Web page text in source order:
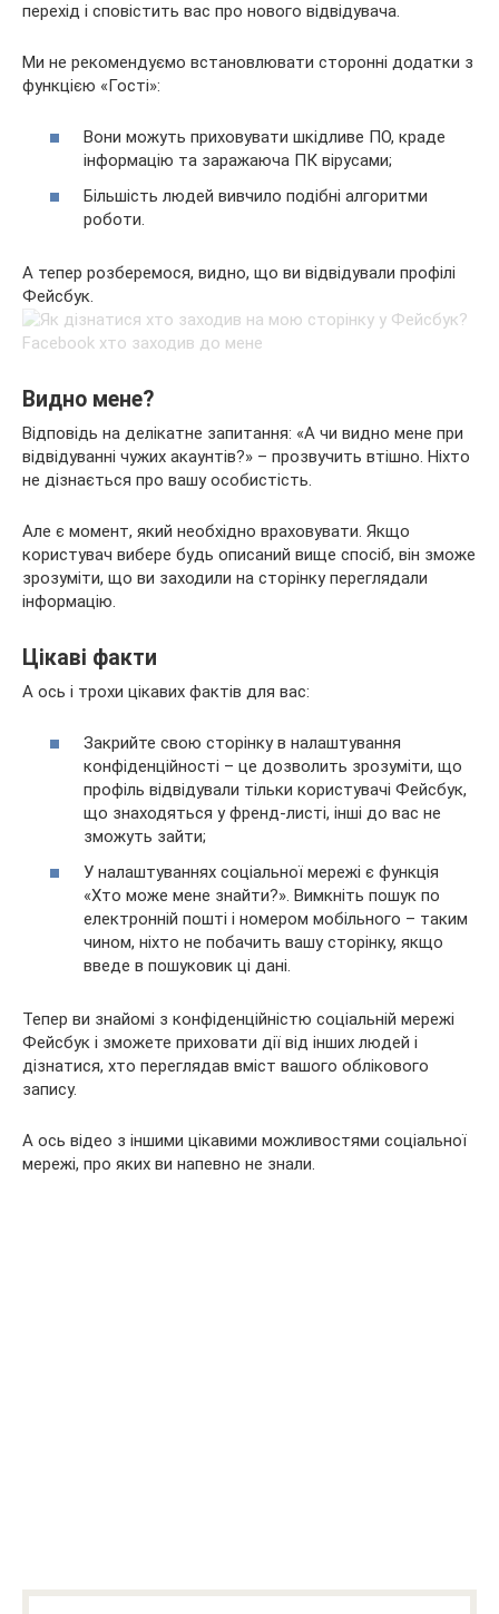
перехід і сповістить вас про нового відвідувача.
Ми не рекомендуємо встановлювати сторонні додатки з
функцією «Гості»:
Вони можуть приховувати шкідливе ПО, краде
інформацію та заражаюча ПК вірусами;
Більшість людей вивчило подібні алгоритми
роботи.
А тепер розберемося, видно, що ви відвідували профілі
Фейсбук.
Видно мене?
Відповідь на делікатне запитання: «А чи видно мене при
відвідуванні чужих акаунтів?» – прозвучить втішно. Ніхто
не дізнається про вашу особистість.
Але є момент, який необхідно враховувати. Якщо
користувач вибере будь описаний вище спосіб, він зможе
зрозуміти, що ви заходили на сторінку переглядали
інформацію.
Цікаві факти
А ось і трохи цікавих фактів для вас:
Закрийте свою сторінку в налаштування
конфіденційності – це дозволить зрозуміти, що
профіль відвідували тільки користувачі Фейсбук,
що знаходяться у френд-листі, інші до вас не
зможуть зайти;
У налаштуваннях соціальної мережі є функція
«Хто може мене знайти?». Вимкніть пошук по
електронній пошті і номером мобільного – таким
чином, ніхто не побачить вашу сторінку, якщо
введе в пошуковик ці дані.
Тепер ви знайомі з конфіденційністю соціальній мережі
Фейсбук і зможете приховати дії від інших людей і
дізнатися, хто переглядав вміст вашого облікового
запису.
А ось відео з іншими цікавими можливостями соціальної
мережі, про яких ви напевно не знали.